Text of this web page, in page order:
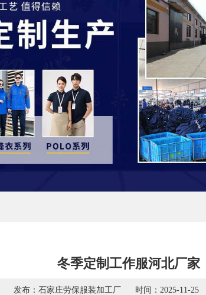
冬季定制工作服河北厂家
发布：石家庄劳保服装加工厂 时间：2025-11-25